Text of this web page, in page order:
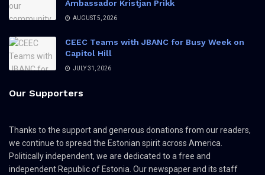
Ambassador Kristjan Prikk
AUGUST 5, 2026
CEEC Teams with JBANC for Busy Week on
Capitol Hill
JULY 31, 2026
Our Supporters
Thanks to the support and generous donations from our readers,
we continue to spread the Estonian spirit across America.
Politically independent, we are dedicated to a free and
independent Republic of Estonia. Our newspaper and its staff